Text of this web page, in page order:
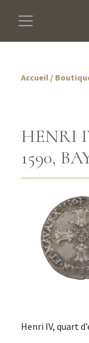
Accueil /
HENRI
1590,
Henri IV, quart